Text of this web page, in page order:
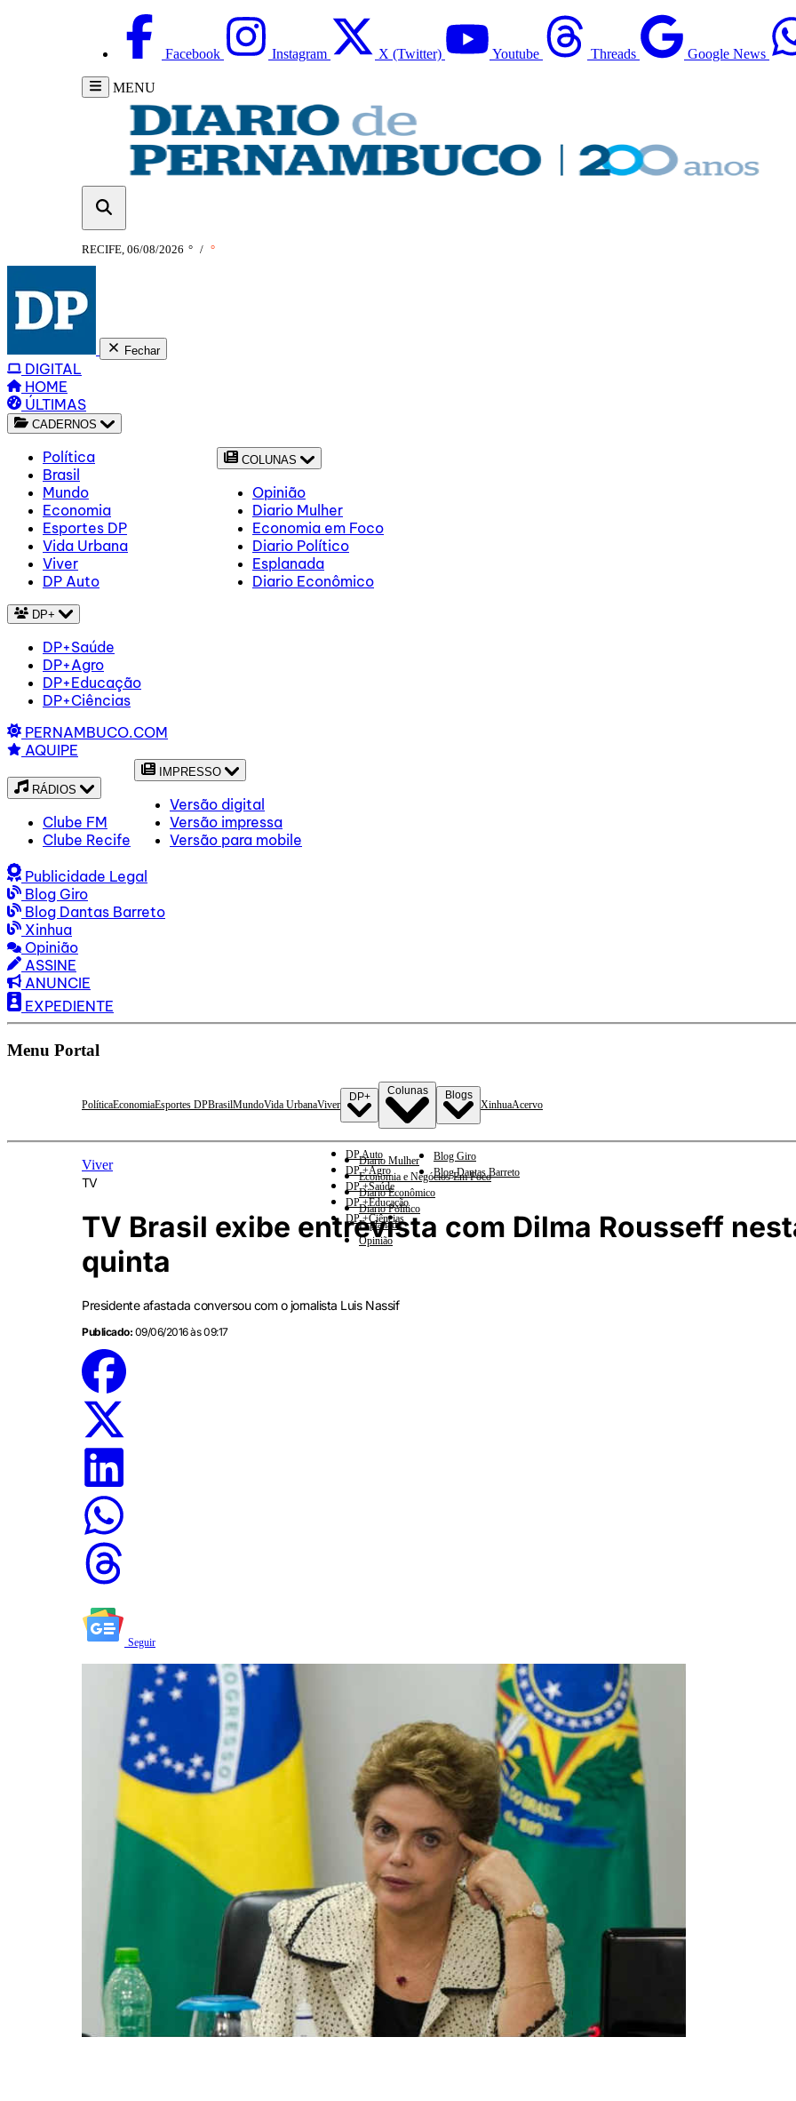
Facebook Instagram X (Twitter) Youtube Threads Google News
MENU
RECIFE, 06/08/2026 ° / °
Fechar
DIGITAL
HOME
ÚLTIMAS
CADERNOS
Política
Brasil
Mundo
Economia
Esportes DP
Vida Urbana
Viver
DP Auto
COLUNAS
Opinião
Diario Mulher
Economia em Foco
Diario Político
Esplanada
Diario Econômico
DP+
DP+Saúde
DP+Agro
DP+Educação
DP+Ciências
PERNAMBUCO.COM
AQUIPE
RÁDIOS
Clube FM
Clube Recife
IMPRESSO
Versão digital
Versão impressa
Versão para mobile
Publicidade Legal
Blog Giro
Blog Dantas Barreto
Xinhua
Opinião
ASSINE
ANUNCIE
EXPEDIENTE
Menu Portal
PolíticaEconomiaEsportes DPBrasilMundoVida UrbanaViver
DP+
DP Auto
DP +Agro
DP +Saúde
DP +Educação
DP +Ciências
Colunas
Diario Mulher
Economia e Negócios Em Foco
Diario Econômico
Diario Político
Esplanada
Opinião
Blogs
Blog Giro
Blog Dantas Barreto
XinhuaAcervo
Viver
TV
TV Brasil exibe entrevista com Dilma Rousseff
quinta
Presidente afastada conversou com o jornalista Luis Nassif
Publicado: 09/06/2016 às 09:17
Seguir